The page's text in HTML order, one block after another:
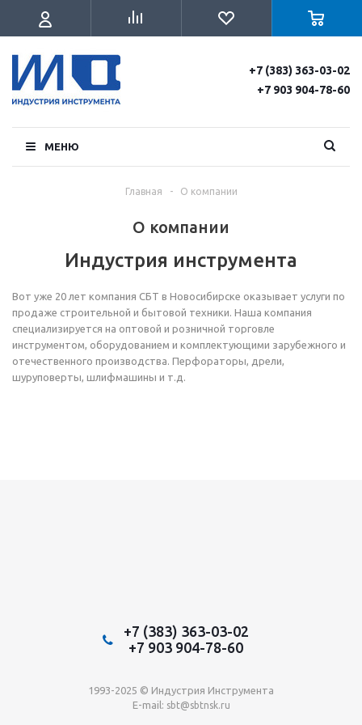
+7 (383) 363-03-02
+7 903 904-78-60
МЕНЮ
Главная - О компании
О компании
Индустрия инструмента
Вот уже 20 лет компания СБТ в Новосибирске оказывает услуги по
продаже строительной и бытовой техники. Наша компания
специализируется на оптовой и розничной торговле
инструментом, оборудованием и комплектующими зарубежного и
отечественного производства. Перфораторы, дрели,
шуруповерты, шлифмашины и т.д.
+7 (383) 363-03-02
+7 903 904-78-60
1993-2025 © Индустрия Инструмента
E-mail: sbt@sbtnsk.ru